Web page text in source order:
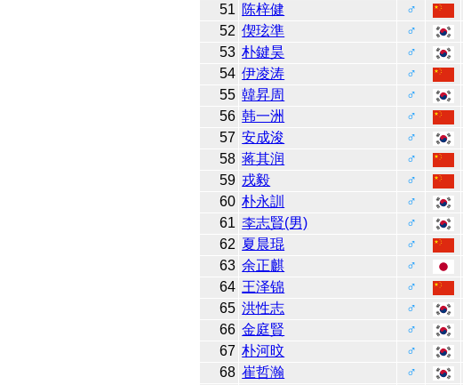
51 陈梓健 ♂
52 偰玹準 ♂
53 朴鍵昊 ♂
54 伊凌涛 ♂
55 韓昇周 ♂
56 韩一洲 ♂
57 安成浚 ♂
58 蒋其润 ♂
59 戎毅 ♂
60 朴永訓 ♂
61 李志賢(男) ♂
62 夏晨琨 ♂
63 余正麒 ♂
64 王泽锦 ♂
65 洪性志 ♂
66 金庭賢 ♂
67 朴河旼 ♂
68 崔哲瀚 ♂